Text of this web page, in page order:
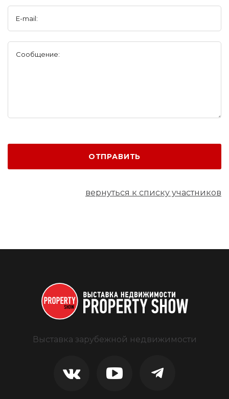
E-mail:
Сообщение:
ОТПРАВИТЬ
вернуться к списку участников
Выставка зарубежной недвижимости